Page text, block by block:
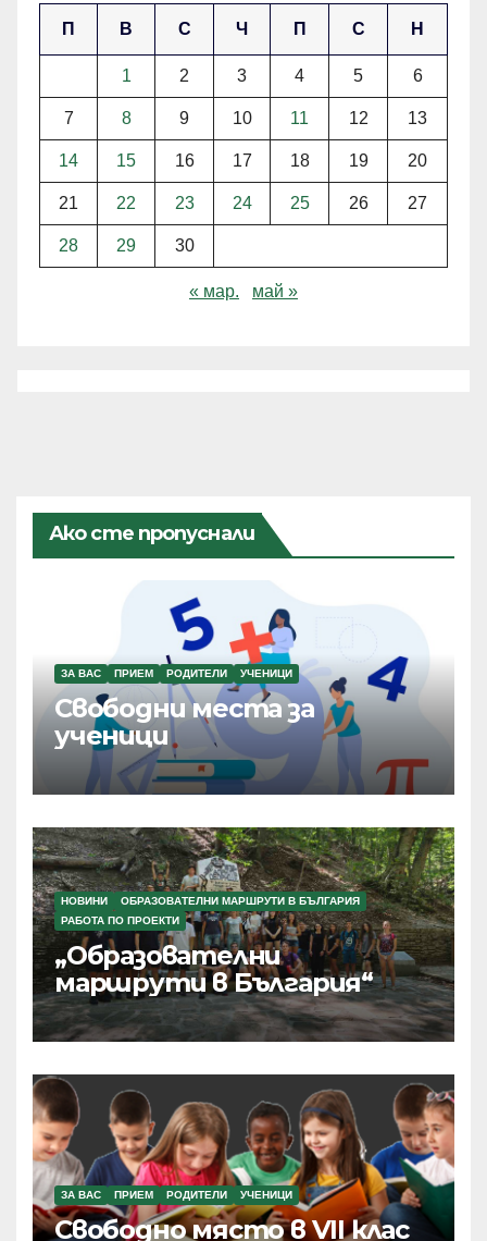
П В С Ч П С Н
1 2 3 4 5 6
7 8 9 10 11 12 13
14 15 16 17 18 19 20
21 22 23 24 25 26 27
28 29 30
« мар. май »
Ако сте пропуснали
ЗА ВАС ПРИЕМ РОДИТЕЛИ УЧЕНИЦИ
Свободни места за
ученици
НОВИНИ
ОБРАЗОВАТЕЛНИ МАРШРУТИ В БЪЛГАРИЯ
РАБОТА ПО ПРОЕКТИ
„Образователни
маршрути в България“
ЗА ВАС ПРИЕМ РОДИТЕЛИ УЧЕНИЦИ
Свободно място в VII клас